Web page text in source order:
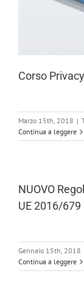
Corso
Marzo 15th, 2018 |
Continua a leggere
NUOVO
UE 2016/679
Gennaio 15th, 2018
Continua a leggere